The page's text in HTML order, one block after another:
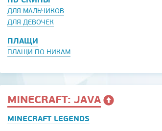
ДЛЯ МАЛЬЧИКОВ
ДЛЯ ДЕВОЧЕК
ПЛАЩИ
ПЛАЩИ ПО НИКАМ
MINECRAFT: JAVA
MINECRAFT LEGENDS